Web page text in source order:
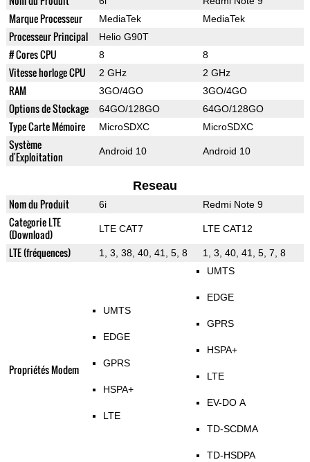
Marque Processeur MediaTek MediaTek
Processeur Principal Helio G90T
# Cores CPU 8 8
Vitesse horloge CPU 2 GHz 2 GHz
RAM 3GO/4GO 3GO/4GO
Options de Stockage 64GO/128GO 64GO/128GO
Type Carte Mémoire MicroSDXC MicroSDXC
Système
d'Exploitation
Android 10 Android 10
Reseau
Nom du Produit 6i Redmi Note 9
Categorie LTE
(Download)
LTE CAT7 LTE CAT12
LTE (fréquences) 1, 3, 38, 40, 41, 5, 8 1, 3, 40, 41, 5, 7, 8
Propriétés Modem
UMTS
EDGE
GPRS
HSPA+
LTE
UMTS
EDGE
GPRS
HSPA+
LTE
EV-DO A
TD-SCDMA
TD-HSDPA